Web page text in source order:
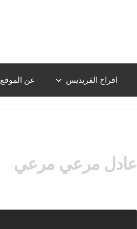
العين
–
عَ
الفريديسافراح الفريديس عن الموقع
عادل مرعي مرعي